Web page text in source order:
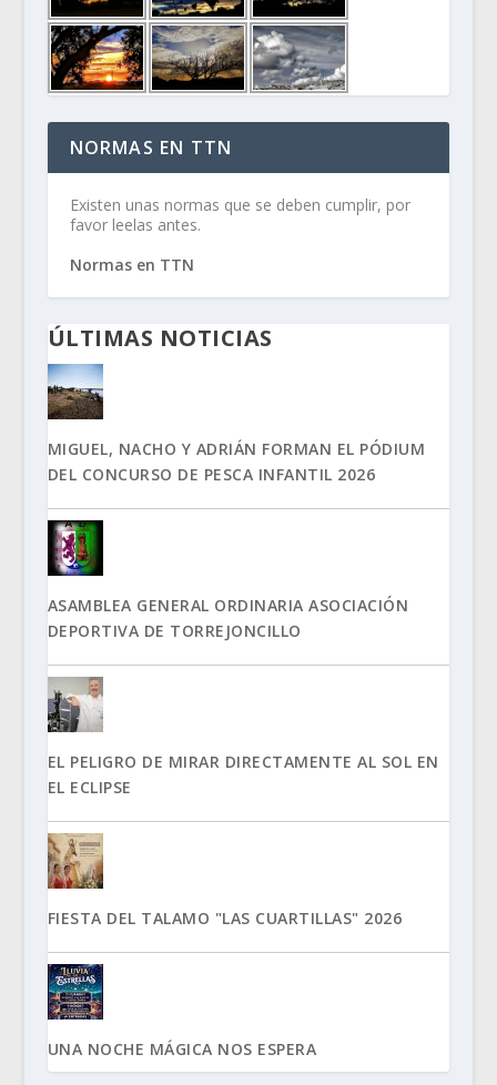
NORMAS EN TTN
Existen unas normas que se deben cumplir, por
favor leelas antes.
Normas en TTN
ÚLTIMAS NOTICIAS
MIGUEL, NACHO Y ADRIÁN FORMAN EL PÓDIUM
DEL CONCURSO DE PESCA INFANTIL 2026
ASAMBLEA GENERAL ORDINARIA ASOCIACIÓN
DEPORTIVA DE TORREJONCILLO
EL PELIGRO DE MIRAR DIRECTAMENTE AL SOL EN
EL ECLIPSE
FIESTA DEL TALAMO "LAS CUARTILLAS" 2026
UNA NOCHE MÁGICA NOS ESPERA